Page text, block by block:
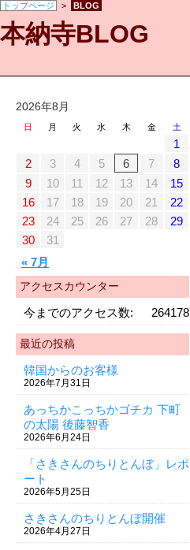
本納寺BLOG
トップページ > BLOG
2026年8月
日 月 火 水 木 金 土
« 7月
1
2
3 4 5 6 7
8
9
10 11 12 13 14
15
16
17 18 19 20 21
22
23
24 25 26 27 28
29
30
31
アクセスカウンター
264178
今までのアクセス数:
最近の投稿
韓国からのお客様
2026年7月31日
あっちかこっちかゴチカ 下町
の太陽 後藤智香
2026年6月24日
「さきさんのちりとんぼ」レポ
ート
2026年5月25日
さきさんのちりとんぼ開催
2026年4月27日